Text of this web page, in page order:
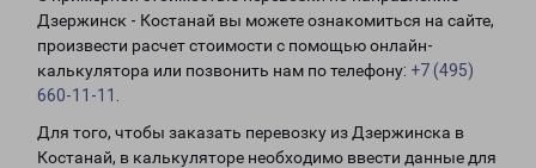
Дзержинск - Костанай вы можете ознакомиться на сайте,
произвести расчет стоимости с помощью онлайн-
калькулятора или позвонить нам по телефону: +7 (495)
660-11-11
Для того, чтобы заказать перевозку из Дзержинска в
Костанай, в калькуляторе необходимо ввести данные для